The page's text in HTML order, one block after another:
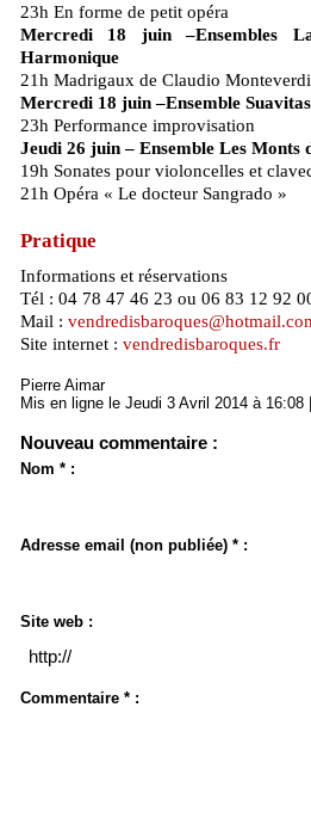
23h En forme de petit opéra
Mercredi 18 juin –Ensembles
Harmonique
21h Madrigaux de Claudio Monteverdi
Mercredi 18 juin –Ensemble
23h Performance improvisation
Jeudi 26 juin – Ensemble Les Monts
19h Sonates pour violoncelles et
21h Opéra « Le docteur Sangrado »
Pratique
Informations et réservations
Tél : 04 78 47 46 23 ou 06 83 12 92
Mail :
Site internet : vendredisbaroques.fr
Pierre Aimar
Mis en ligne le Jeudi 3 Avril 2014 à 16:08
Nouveau commentaire :
Nom * :
Adresse email (non publiée) * :
Site web :
Commentaire * :